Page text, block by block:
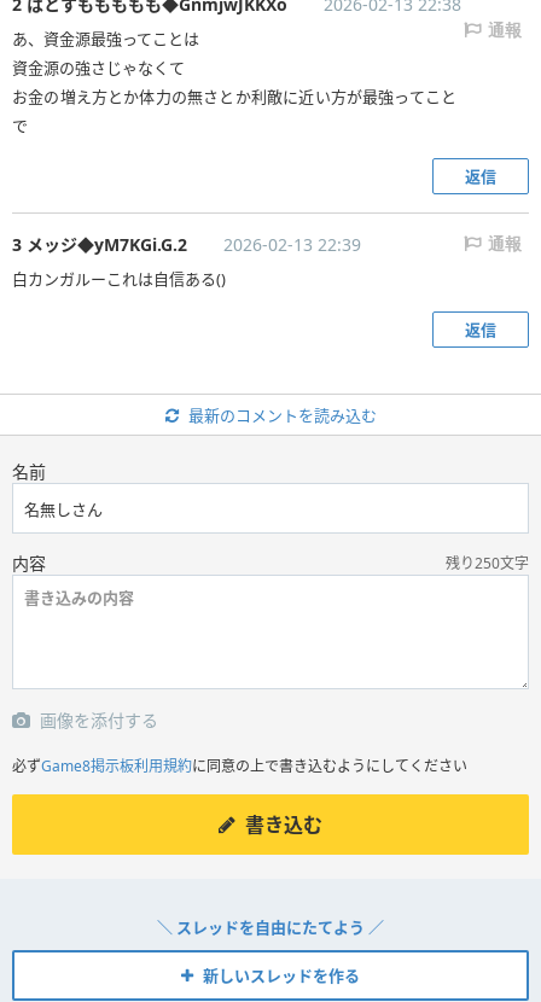
通報
あ、資金源最強ってことは
資金源の強さじゃなくて
お金の増え方とか体力の無さとか利敵に近い方が最強ってこと
で
返信
3 メッジ◆yM7KGi.G.2 2026-02-13 22:39 通報
白カンガルーこれは自信ある()
返信
最新のコメントを読み込む
名前
内容 残り250文字
画像を添付する
必ずGame8掲示板利用規約に同意の上で書き込むようにしてください
書き込む
＼ スレッドを自由にたてよう ／
新しいスレッドを作る